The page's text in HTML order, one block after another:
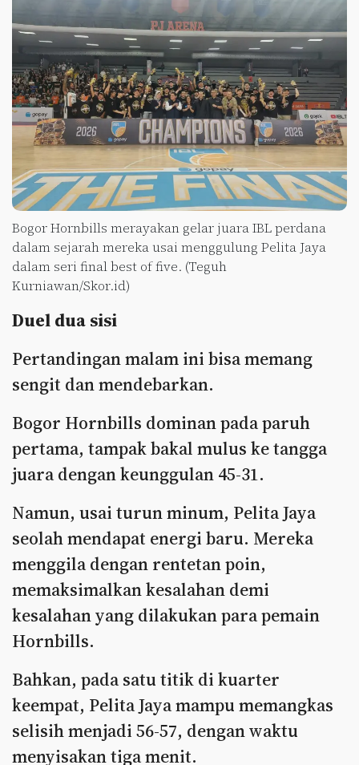
Bogor Hornbills merayakan gelar juara IBL perdana
dalam sejarah mereka usai menggulung Pelita Jaya
dalam seri final best of five. (Teguh
Kurniawan/Skor.id)
Duel dua sisi
Pertandingan malam ini bisa memang
sengit dan mendebarkan.
Bogor Hornbills dominan pada paruh
pertama, tampak bakal mulus ke tangga
juara dengan keunggulan 45-31.
Namun, usai turun minum, Pelita Jaya
seolah mendapat energi baru. Mereka
menggila dengan rentetan poin,
memaksimalkan kesalahan demi
kesalahan yang dilakukan para pemain
Hornbills.
Bahkan, pada satu titik di kuarter
keempat, Pelita Jaya mampu memangkas
selisih menjadi 56-57, dengan waktu
menyisakan tiga menit.